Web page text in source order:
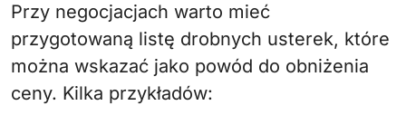
Przy negocjacjach warto mieć
przygotowaną listę drobnych usterek, które
można wskazać jako powód do obniżenia
ceny. Kilka przykładów: